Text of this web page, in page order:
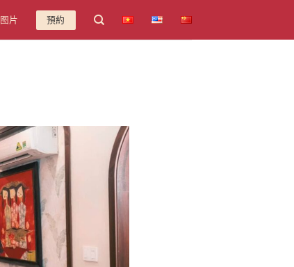
图片 預約